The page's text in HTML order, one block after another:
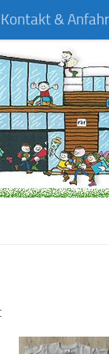
Kontakt &